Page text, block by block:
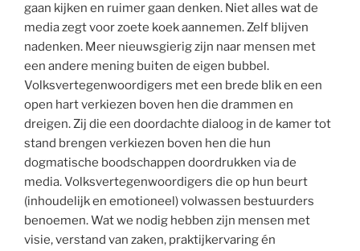
gaan kijken en ruimer gaan denken. Niet alles wat de
media zegt voor zoete koek aannemen. Zelf blijven
nadenken. Meer nieuwsgierig zijn naar mensen met
een andere mening buiten de eigen bubbel.
Volksvertegenwoordigers met een brede blik en een
open hart verkiezen boven hen die drammen en
dreigen. Zij die een doordachte dialoog in de kamer tot
stand brengen verkiezen boven hen die hun
dogmatische boodschappen doordrukken via de
media. Volksvertegenwoordigers die op hun beurt
(inhoudelijk en emotioneel) volwassen bestuurders
benoemen. Wat we nodig hebben zijn mensen met
visie, verstand van zaken, praktijkervaring én